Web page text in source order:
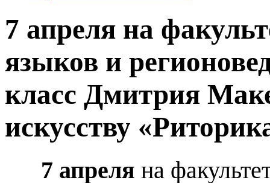
7 апреля на
языков и
класс Дмитрия
искусству
7 апреля на